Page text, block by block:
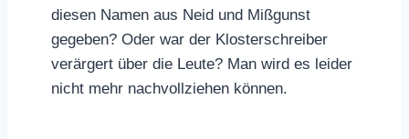
diesen Namen aus Neid und Mißgunst
gegeben? Oder war der Klosterschreiber
verärgert über die Leute? Man wird es leider
nicht mehr nachvollziehen können.